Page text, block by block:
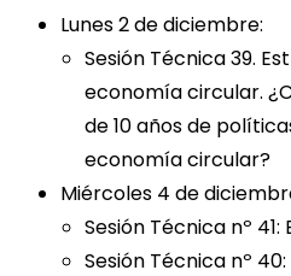
Lunes 2 de diciembre:
Sesión Técnica 39.
economía circular.
de 10 años de
economía circular?
Miércoles 4 de
Sesión Técnica nº 41:
Sesión Técnica nº